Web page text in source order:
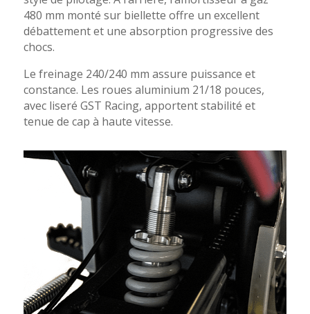
480 mm monté sur biellette offre un excellent
débattement et une absorption progressive des
chocs.
Le freinage 240/240 mm assure puissance et
constance. Les roues aluminium 21/18 pouces,
avec liseré GST Racing, apportent stabilité et
tenue de cap à haute vitesse.